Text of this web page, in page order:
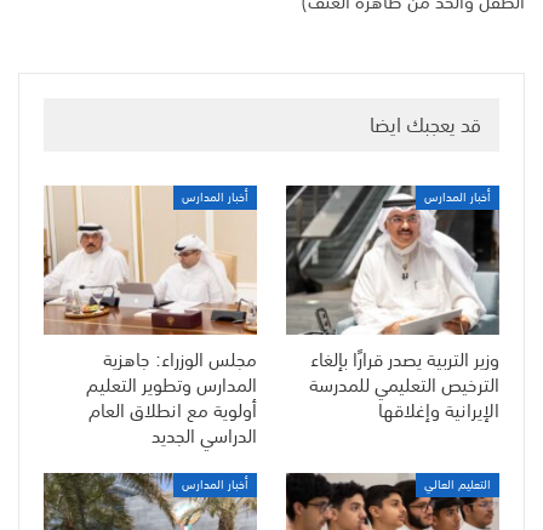
قد يعجبك ايضا
أخبار المدارس
وزير التربية يصدر قرارًا بإلغاء
الترخيص التعليمي للمدرسة
الإيرانية وإغلاقها
أخبار المدارس
مجلس الوزراء: جاهزية
المدارس وتطوير التعليم
أولوية مع انطلاق العام
الدراسي الجديد
التعليم العالي أخبار المدارس